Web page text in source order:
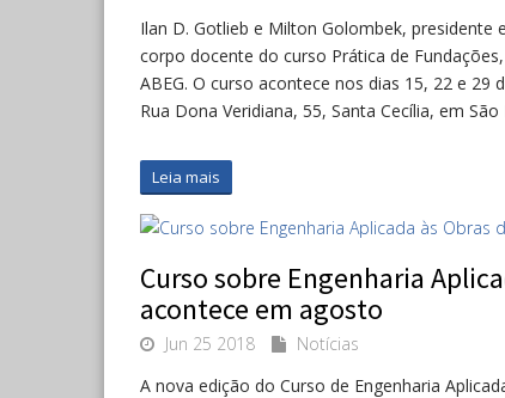
Ilan D. Gotlieb e Milton Golombek, presidente
corpo docente do curso Prática de
ABEG. O curso acontece nos dias 15, 22 e 29
Rua Dona Veridiana, 55, Santa Cecília, em São
Leia mais
Curso sobre Engenharia
acontece em agosto
Jun 25 2018
Notícias
A nova edição do Curso de Engenharia